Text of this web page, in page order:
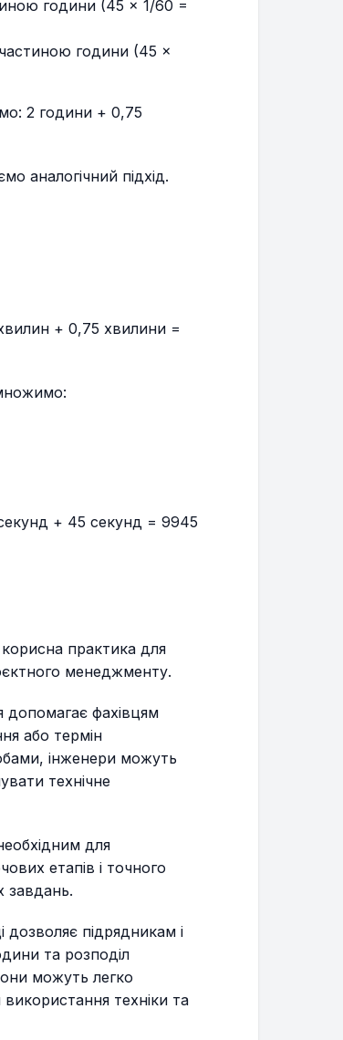
години (45 × 1/60 =
години (45 ×
2 години + 0,75
аналогічний підхід.
+ 0,75 хвилини =
+ 45 секунд = 9945
практика для
менеджменту.
допомагає фахівцям
або термін
інженери можуть
технічне
для
етапів і точного
завдань.
дозволяє підрядникам і
та розподіл
можуть легко
техніки та